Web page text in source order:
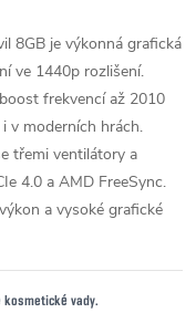
8GB je výkonná grafická
ve 1440p rozlišení.
frekvencí až 2010
v moderních hrách.
třemi ventilátory a
4.0 a AMD FreeSync.
a vysoké grafické
kosmetické vady.